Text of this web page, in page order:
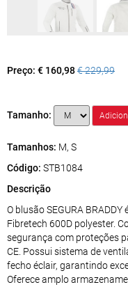
Preço: € 160,98€ 229,99
Tamanho:
Tamanhos: M, S
Código: STB1084
Descrição
O blusão SEGURA
Fibretech 600D polyester.
segurança com proteções
CE. Possui sistema de
fecho éclair, garantindo
Oferece amplo